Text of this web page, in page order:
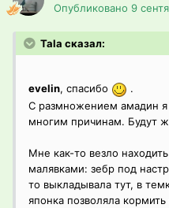
Опубликовано 9
Tala сказал:
evelin, спасибо
.
С размножением амадин я
многим причинам. Будут
Мне как-то везло
малявками: зебр под
то выкладывала тут, в
японка позволяла